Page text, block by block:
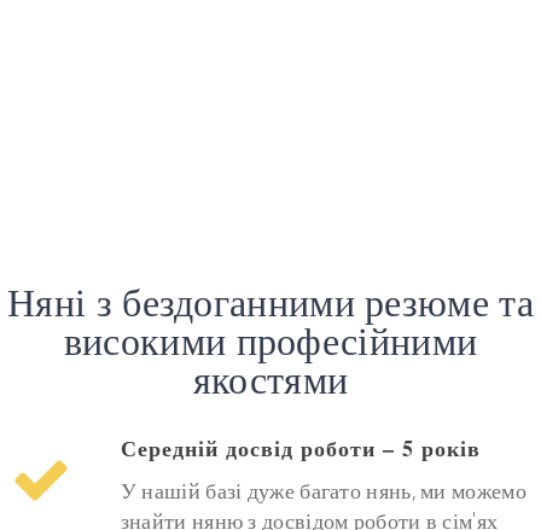
Няні з бездоганними резюме та
високими професійними
якостями
Середній досвід роботи – 5 років
У нашій базі дуже багато нянь, ми можемо
знайти няню з досвідом роботи в сім'ях